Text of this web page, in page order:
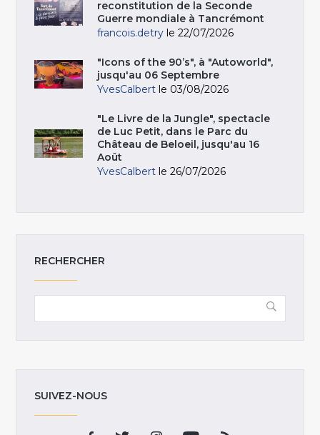
reconstitution de la Seconde
Guerre mondiale à Tancrémont
francois.detry le 22/07/2026
"Icons of the 90’s", à "Autoworld",
jusqu'au 06 Septembre
YvesCalbert le 03/08/2026
"Le Livre de la Jungle", spectacle
de Luc Petit, dans le Parc du
Château de Beloeil, jusqu'au 16
Août
YvesCalbert le 26/07/2026
RECHERCHER
SUIVEZ-NOUS